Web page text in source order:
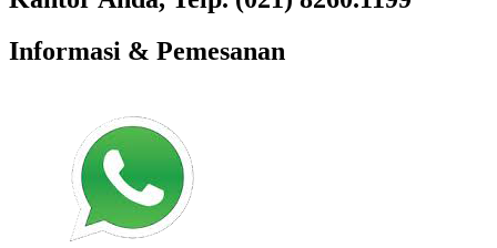
Informasi & Pemesanan